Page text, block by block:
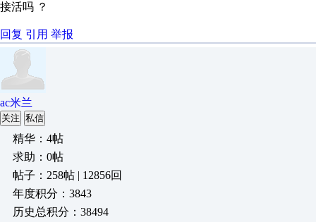
接活吗 ？
回复 引用 举报
ac米兰
关注 私信
精华：4帖
求助：0帖
帖子：258帖 | 12856回
年度积分：3843
历史总积分：38494